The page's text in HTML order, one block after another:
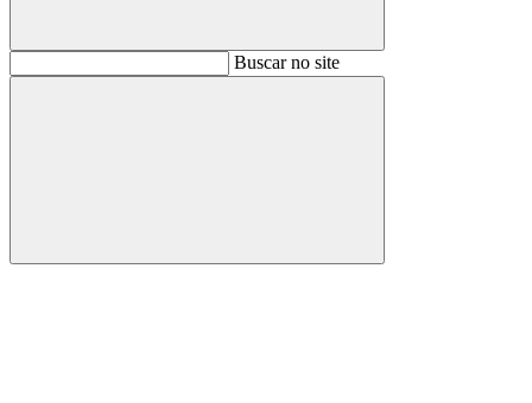
BuscarBuscar no site
Buscar